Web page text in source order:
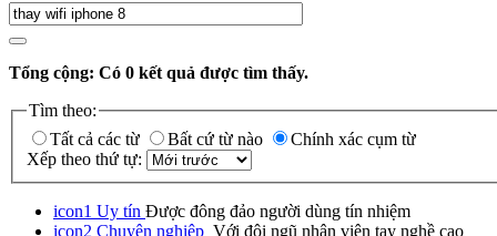
Tổng cộng: Có 0 kết quả được tìm thấy.
Tìm theo:
Tất cả các từ
Bất cứ từ nào
Chính xác cụm từ
Xếp theo thứ tự:
icon1 Uy tín Được đông đảo người dùng tín nhiệm
icon2 Chuyên nghiệp Với đội ngũ nhân viên tay nghề cao